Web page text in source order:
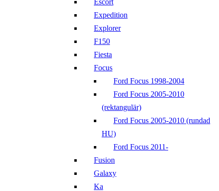
Escort
Expedition
Explorer
F150
Fiesta
Focus
Ford Focus 1998-2004
Ford Focus 2005-2010
(rektangulär)
Ford Focus 2005-2010 (rundad
HU)
Ford Focus 2011-
Fusion
Galaxy
Ka